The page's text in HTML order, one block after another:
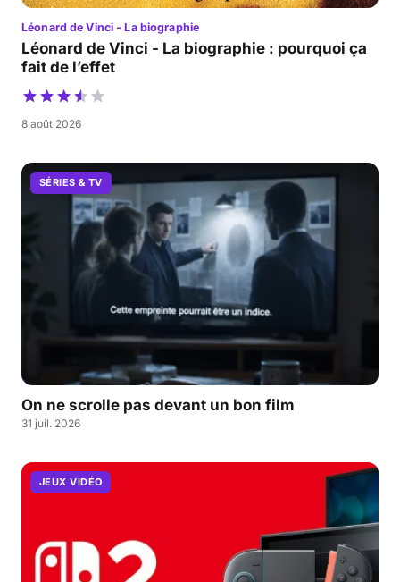
Léonard de Vinci - La biographie
Léonard de Vinci - La biographie : pourquoi ça
fait de l’effet
8 août 2026
SÉRIES & TV
On ne scrolle pas devant un bon film
31 juil. 2026
JEUX VIDÉO